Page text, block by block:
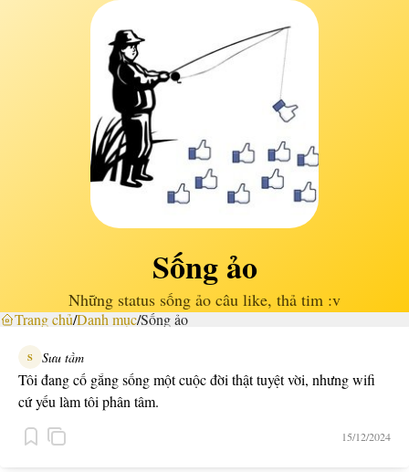
Sống ảo
Những status sống ảo câu like, thả tim :v
Trang chủ/Danh mục/Sống ảo
S Sưu tầm
Tôi đang cố gắng sống một cuộc đời thật tuyệt vời, nhưng wifi
cứ yếu làm tôi phân tâm.
15/12/2024